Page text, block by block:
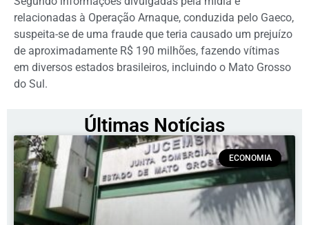
relacionadas à Operação Arnaque, conduzida pelo Gaeco,
suspeita-se de uma fraude que teria causado um prejuízo
de aproximadamente R$ 190 milhões, fazendo vítimas
em diversos estados brasileiros, incluindo o Mato Grosso
do Sul.
Últimas Notícias
ECONOMIA